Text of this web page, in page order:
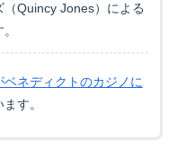
Quincy Jones）による
ネディクトのカジノに
す。